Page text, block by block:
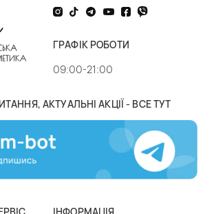
ГРАФІК РОБОТИ
09:00-21:00
АКТУАЛЬНІ АКЦІЇ - ВСЕ ТУТ